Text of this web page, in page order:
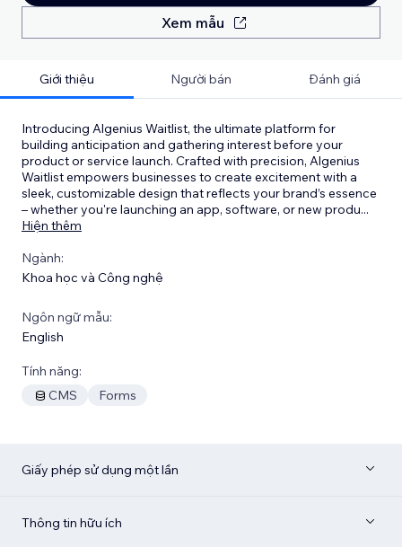
Xem mẫu
Giới thiệu Người bán Đánh giá
Introducing Algenius Waitlist, the ultimate platform for
building anticipation and gathering interest before your
product or service launch. Crafted with precision, Algenius
Waitlist empowers businesses to create excitement with a
sleek, customizable design that reflects your brand’s essence
– whether you're launching an app, software, or new produ...
Hiện thêm
Ngành:
Khoa học và Công nghệ
Ngôn ngữ mẫu:
English
Tính năng:
CMS
Forms
Giấy phép sử dụng một lần
Thông tin hữu ích